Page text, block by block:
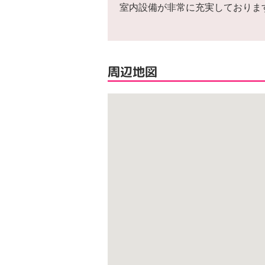
室内設備が非常に充実しておりま
周辺地図